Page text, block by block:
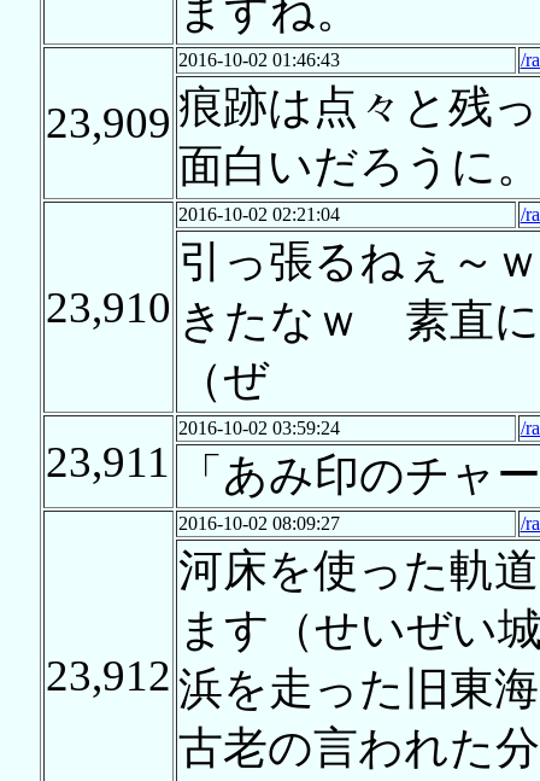
ますね。
23,909
2016-10-02 01:46:43 /
痕跡は点々と残
面白いだろうに
23,910
2016-10-02 02:21:04 /
引っ張るねぇ～
きたなｗ 素直
（ぜ
23,911
2016-10-02 03:59:24 /
「あみ印のチャ
23,912
2016-10-02 08:09:27 /
河床を使った軌
ます（せいぜい
浜を走った旧東
古老の言われた